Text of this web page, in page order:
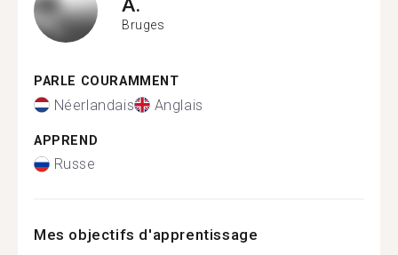
Bruges
PARLE COURAMMENT
Néerlandais Anglais
APPREND
Russe
Mes objectifs d'apprentissage